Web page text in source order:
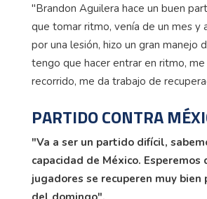
"Brandon Aguilera hace un buen
que tomar ritmo, venía de un mes y
por una lesión, hizo un gran manejo
tengo que hacer entrar en ritmo, me
recorrido, me da trabajo de
PARTIDO CONTRA
"Va a ser un partido difícil,
capacidad de México. Esperemos
jugadores se recuperen muy